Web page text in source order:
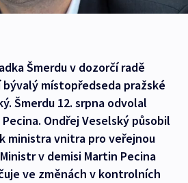
Šmerdu v dozorčí radě
místopředseda pražské
Šmerdu 12. srpna odvolal
Ondřej Veselský působil
ministra vnitra pro veřejnou
v demisi Martin Pecina
ve změnách v kontrolních